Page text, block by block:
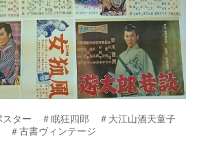
スター ＃眠狂四郎 ＃大江山酒天童子
古書ヴィンテージ